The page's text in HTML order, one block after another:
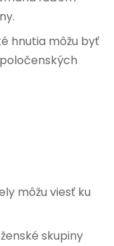
hnutia môžu byť
môžu viesť ku
skupiny